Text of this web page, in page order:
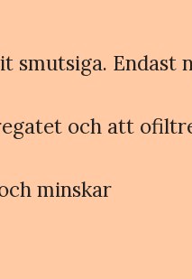
smutsiga. Endast
och att
minskar